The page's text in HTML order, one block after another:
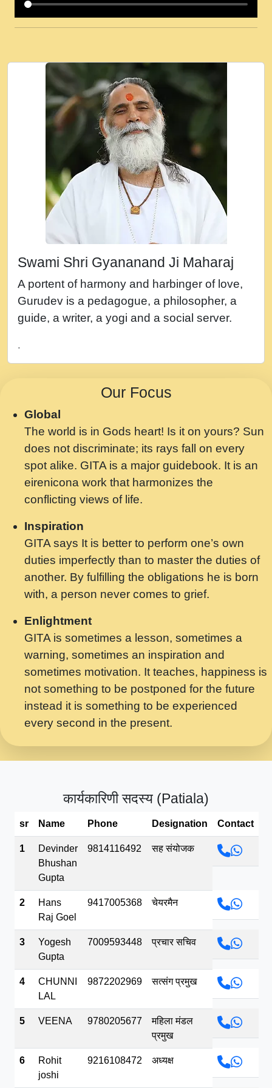
कई पकड क मर हथ र मह वदवन पहच दय! मह जन
Ki - Krishna Bhajan - New Bhajan 2020
#Ishwar Bhakti.mp3
जब से गीता ज्ञान पाया मैं बड़ी मस्ती में हूँ । 2018 -
Rishikesh - Ratan Ji Rasik.mp3
तन हल दल द सनव मड उतत सर रख क, नल रव त
गल लग जव त सर उतत हथ रख द!.mp3
तू कर प्रीतम से प्रीत, यूहीं दिन बीतते जाते हैं ।
2018 - Rishikesh - Swami Gyananand Ji
Maharaj.mp3
न म गवद गपल गद फर, पयर महन न रझद फर! shri
नह भरस रह लडडल... अपन खट करम क !!!! मह दद
सहर चरण क .....mp3
बगड नसब कसन सवर तर बगर Shri ravinandan
shastri ji maharaj.mp3
Chahe Ram Ho Chahe Shyam Ho.mp3
मझ अपन जवन बनन न आय, रठ हर क मनन न आय
Shri ravinandan shastri ji maharaj.mp3
मन अशांत मंत्र जाप - गीता प्रेरणा -Swami
Gyananand Ji Maharaj.mp3
मन बध लय परम वल कगन Special Shyam
Saawariya.mp3
मर गनय न अपरध लडडल शर रध.... Shri
ravinandan shastri ji maharaj.mp3
मेरे मन हरी का ध्यान लगा - भजन भाव - 2018 -
Rishikesh - Swami Gyananand Ji
Maharaj.mp3
यह हसरत तलब ह नकज कमर Yahi Hasraten
Talab Hai Bhav Pravah #bhajan.mp3
लडल ज बल ल क ज न लग Sadhvi Purnima Ji
7.9.2021 जवल नगर दलल #बसर.mp3
सख भ मझ पयर ह दख भ मझ पयर ह!छड म कस दत
सपरहट भजन 2021 - तर अखय ह जद भर बहर ज म
सपरहट शयम भजन - जय जय शयम जय जय शयम
भव.mp3
Swami Shri Gyananand Ji Maharaj
A portent of harmony and harbinger of love,
Gurudev is a pedagogue, a philosopher, a
guide, a writer, a yogi and a social server.
.
Our Focus
Global
The world is in Gods heart! Is it on yours? Sun
does not discriminate; its rays fall on every
spot alike. GITA is a major guidebook. It is an
eirenicona work that harmonizes the
conflicting views of life.
Inspiration
GITA says It is better to perform one’s own
duties imperfectly than to master the duties of
another. By fulfilling the obligations he is born
with, a person never comes to grief.
Enlightment
GITA is sometimes a lesson, sometimes a
warning, sometimes an inspiration and
sometimes motivation. It teaches, happiness is
not something to be postponed for the future
instead it is something to be experienced
every second in the present.
कार्यकारिणी सदस्य (Patiala)
sr Name Phone Designation Contact
1
Devinder
Bhushan
Gupta
9814116492 सह संयोजक
2
Hans
Raj Goel
9417005368 चेयरमैन
3
Yogesh
Gupta
7009593448 प्रचार सचिव
4
CHUNNI
LAL
9872202969 सत्संग प्रमुख
5 VEENA 9780205677
महिला मंडल
प्रमुख
6
Rohit
joshi
9216108472 अध्यक्ष